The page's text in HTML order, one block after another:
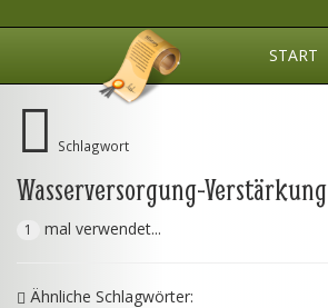
START
Schlagwort
Wasserversorgung-Verstärkung
1 mal verwendet...
Ähnliche Schlagwörter: